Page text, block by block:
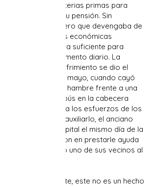
recolectaba materias primas para
complementar su pensión. Sin
embargo, el dinero que devengaba de
esas actividades económicas
informales no era suficiente para
asegurarle el alimento diario. La
cumbre de su sufrimiento se dio el
pasado día 3 de mayo, cuando cayó
desmayado por hambre frente a una
parada de autobús en la cabecera
provincial. Pese a los esfuerzos de los
presentes para auxiliarlo, el anciano
“murió en el hospital el mismo día de la
caída. Demoraron en prestarle ayuda
médica”, declaró uno de sus vecinos al
Lamentablemente, este no es un hecho